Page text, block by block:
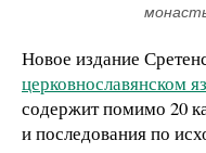
Новое издание
церковнославянском
содержит помимо 20
и последования по